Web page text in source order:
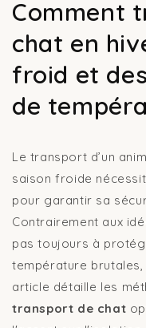
Comment
chat en
froid et
de
Le transport d’un
saison froide
pour garantir sa
Contrairement aux
pas toujours à
température
article détaille les
transport de chat